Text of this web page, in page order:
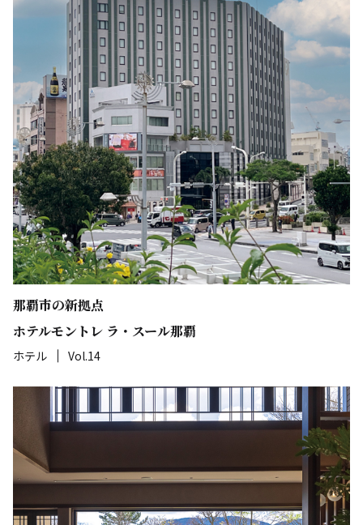
那覇市の新拠点
ホテルモントレ ラ・スール那覇
ホテル Vol.14